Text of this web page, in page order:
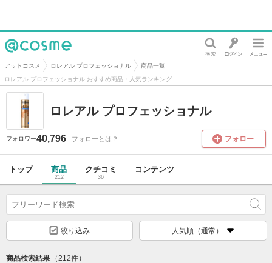
@cosme
アットコスメ ロレアル プロフェッショナル
商品一覧
ロレアル プロフェッショナル おすすめ商品・人気ランキング
ロレアル プロフェッショナル
フォロワー40,796 フォローとは？ フォロー
トップ 商品
212
クチコミ
36
コンテンツ
絞り込み 人気順（通常）
商品検索結果 （212件）